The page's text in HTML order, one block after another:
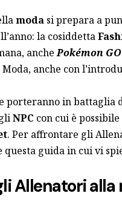
modasi prepara a
la cosiddetta
anchePokémon GO
anche con
porteranno in battaglia
NPC con cui è
. Per affrontare gli
questa guida in cui vi
Allenatori alla